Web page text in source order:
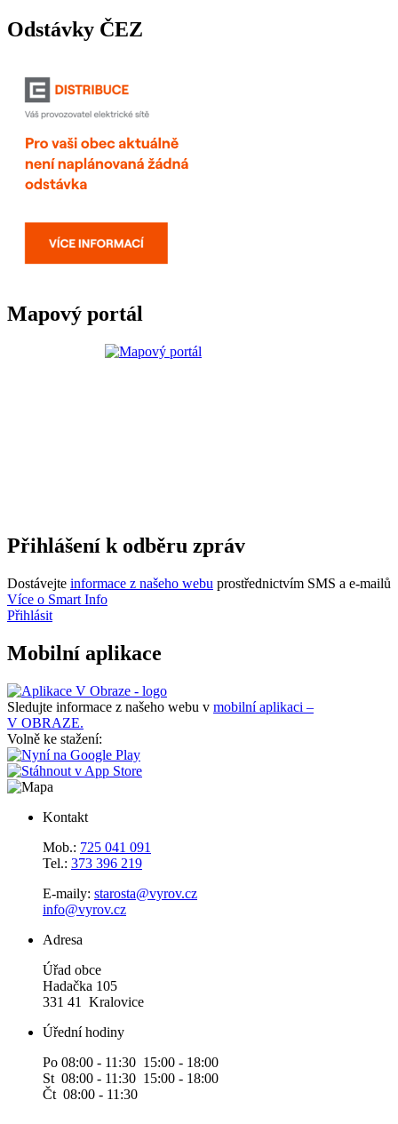
Odstávky ČEZ
Mapový portál
Přihlášení k odběru zpráv
Dostávejte informace z našeho webu prostřednictvím SMS a e-mailů
Více o Smart Info
Přihlásit
Mobilní aplikace
Sledujte informace z našeho webu v mobilní aplikaci –
V OBRAZE.
Volně ke stažení:
Kontakt
Mob.: 725 041 091
Tel.: 373 396 219
E-maily: starosta@vyrov.cz
info@vyrov.cz
Adresa
Úřad obce
Hadačka 105
331 41 Kralovice
Úřední hodiny
Po 08:00 - 11:30 15:00 - 18:00
St 08:00 - 11:30 15:00 - 18:00
Čt 08:00 - 11:30